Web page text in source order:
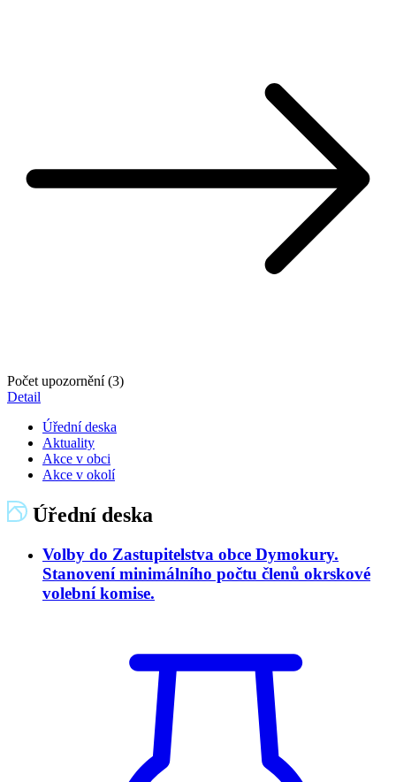
Počet upozornění (3)
Detail
Úřední deska
Aktuality
Akce v obci
Akce v okolí
Úřední deska
Volby do Zastupitelstva obce Dymokury.
Stanovení minimálního počtu členů okrskové
volební komise.